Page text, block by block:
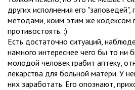
других исполнения его
методами, коим этим же кодексом
противостоять. :)
Есть достаточно ситуаций,
намного интереснее чего бы то ни
молодой человек грабит аптеку,
лекарства для больной матери. У
них заработать. Его опознают,